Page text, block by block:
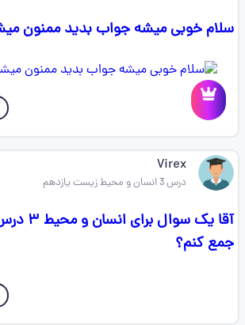
سلام خوبی میشه جواب بدید ممنون
Virex
درس 3 انسان و محیط زیست یازدهم
آقا یک
جمع کنم؟